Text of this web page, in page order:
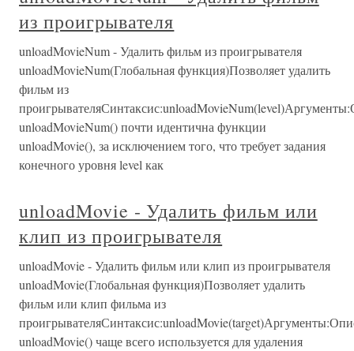
из проигрывателя
unloadMovieNum - Удалить фильм из проигрывателя
unloadMovieNum(Глобальная функция)Позволяет удалить
фильм из
unloadMovieNum() почти идентична функции
unloadMovie(), за исключением того, что требует задания
конечного уровня level как
unloadMovie - Удалить фильм или
клип из проигрывателя
unloadMovie - Удалить фильм или клип из проигрывателя
unloadMovie(Глобальная функция)Позволяет удалить
фильм или клип фильма из
unloadMovie() чаще всего используется для удаления